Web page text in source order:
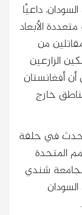
داعيًا
الأبعاد
من
الزارعين
أفغانستان
خارج
يتحدث في حلقة
المتحدة
بجامعة شندي